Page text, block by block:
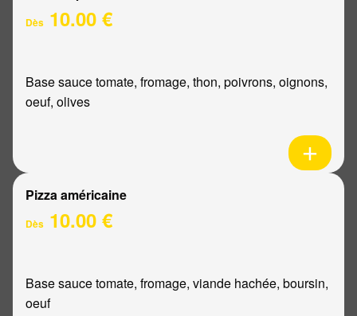
Dès 10.00 €
Base sauce tomate, fromage, thon, poivrons, oignons,
oeuf, olives
Pizza américaine
Dès 10.00 €
Base sauce tomate, fromage, viande hachée, boursin,
oeuf